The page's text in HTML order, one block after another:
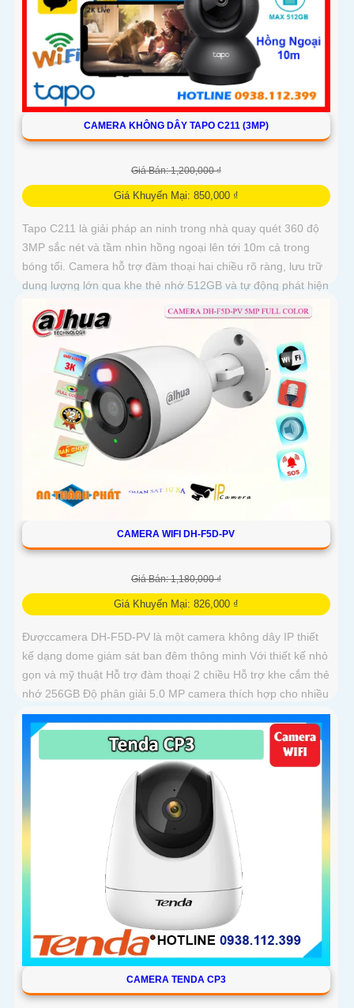
CAMERA KHÔNG DÂY TAPO C211 (3MP)
Giá Bán: 1,200,000 ₫
Giá Khuyến Mại: 850,000 ₫
Tapo C211 là giải pháp an ninh trong nhà quay quét 360 độ
3MP sắc nét và tầm nhìn hồng ngoại lên tới 10m cả trong
bóng tối. Camera hỗ trợ đàm thoại hai chiều rõ ràng, lưu trữ
dung lượng lớn qua khe thẻ nhớ 512GB và tự động phát hiện
CAMERA WIFI DH-F5D-PV
Giá Bán: 1,180,000 ₫
Giá Khuyến Mại: 826,000 ₫
Đượccamera DH-F5D-PV là một camera không dây IP thiết
kế dạng dome giám sát ban đêm thông minh Với thiết kế nhỏ
gọn và mỹ thuật Hỗ trợ đàm thoại 2 chiều Hỗ trợ khe cắm thẻ
nhớ 256GB Độ phân giải 5.0 MP camera thích hợp cho nhiều
loại công trình
CAMERA TENDA CP3